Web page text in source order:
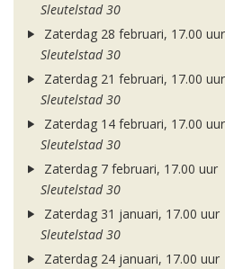
Sleutelstad 30
Zaterdag 28 februari, 17.00 uur
Sleutelstad 30
Zaterdag 21 februari, 17.00 uur
Sleutelstad 30
Zaterdag 14 februari, 17.00 uur
Sleutelstad 30
Zaterdag 7 februari, 17.00 uur
Sleutelstad 30
Zaterdag 31 januari, 17.00 uur
Sleutelstad 30
Zaterdag 24 januari, 17.00 uur